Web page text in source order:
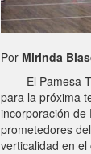
Por Mirinda
El Pamesa
para la próxima
incorporación de
prometedores
verticalidad en